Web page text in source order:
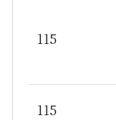
115
115